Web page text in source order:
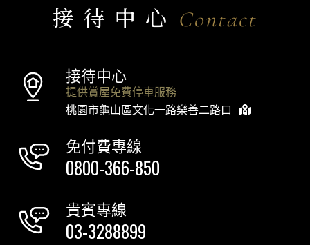
接待中心 Contact
接待中心
提供賞屋免費停車服務
桃園市龜山區文化一路樂善二路口
免付費專線
0800-366-850
貴賓專線
03-3288899